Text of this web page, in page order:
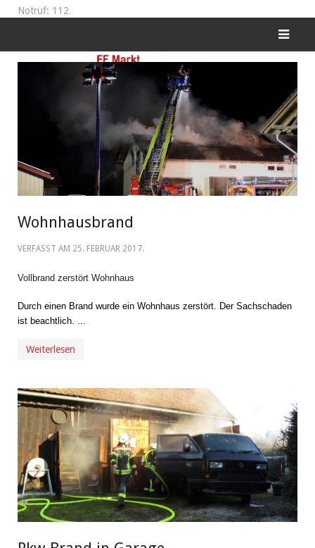
Notruf: 112
Wohnhausbrand
VERFASST AM 25. FEBRUAR 2017.
Vollbrand zerstört Wohnhaus
Durch einen Brand wurde ein Wohnhaus zerstört. Der Sachschaden
ist beachtlich. ...
Weiterlesen